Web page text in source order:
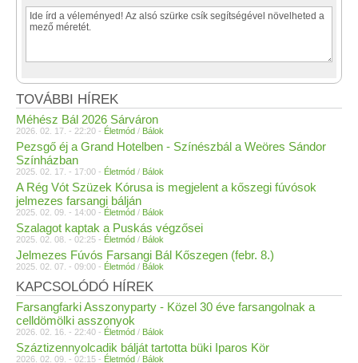
TOVÁBBI HÍREK
Méhész Bál 2026 Sárváron
2026. 02. 17. - 22:20 - Életmód / Bálok
Pezsgő éj a Grand Hotelben - Színészbál a Weöres Sándor
Színházban
2025. 02. 17. - 17:00 - Életmód / Bálok
A Rég Vót Szüzek Kórusa is megjelent a kőszegi fúvósok
jelmezes farsangi bálján
2025. 02. 09. - 14:00 - Életmód / Bálok
Szalagot kaptak a Puskás végzősei
2025. 02. 08. - 02:25 - Életmód / Bálok
Jelmezes Fúvós Farsangi Bál Kőszegen (febr. 8.)
2025. 02. 07. - 09:00 - Életmód / Bálok
KAPCSOLÓDÓ HÍREK
Farsangfarki Asszonyparty - Közel 30 éve farsangolnak a
celldömölki asszonyok
2026. 02. 16. - 22:40 - Életmód / Bálok
Száztizennyolcadik bálját tartotta büki Iparos Kör
2026. 02. 09. - 02:15 - Életmód / Bálok